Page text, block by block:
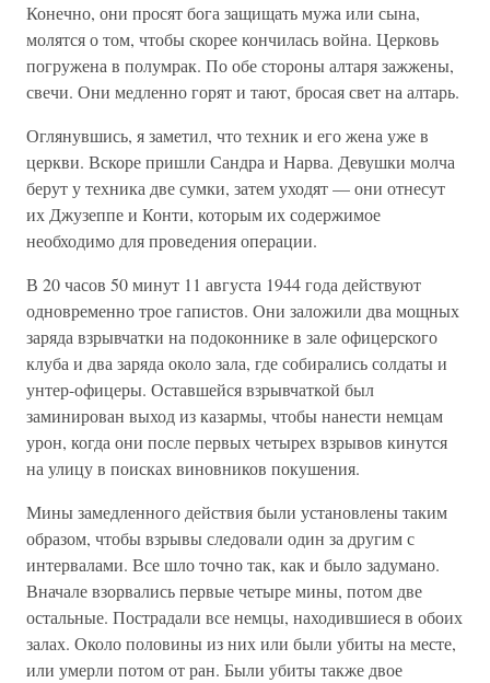
Конечно, они просят бога защищать мужа или сына,
молятся о том, чтобы скорее кончилась война. Церковь
погружена в полумрак. По обе стороны алтаря зажжены,
свечи. Они медленно горят и тают, бросая свет на алтарь.
Оглянувшись, я заметил, что техник и его жена уже в
церкви. Вскоре пришли Сандра и Нарва. Девушки молча
берут у техника две сумки, затем уходят — они отнесут
их Джузеппе и Конти, которым их содержимое
необходимо для проведения операции.
В 20 часов 50 минут 11 августа 1944 года действуют
одновременно трое гапистов. Они заложили два мощных
заряда взрывчатки на подоконнике в зале офицерского
клуба и два заряда около зала, где собирались солдаты и
унтер-офицеры. Оставшейся взрывчаткой был
заминирован выход из казармы, чтобы нанести немцам
урон, когда они после первых четырех взрывов кинутся
на улицу в поисках виновников покушения.
Мины замедленного действия были установлены таким
образом, чтобы взрывы следовали один за другим с
интервалами. Все шло точно так, как и было задумано.
Вначале взорвались первые четыре мины, потом две
остальные. Пострадали все немцы, находившиеся в обоих
залах. Около половины из них или были убиты на месте,
или умерли потом от ран. Были убиты также двое